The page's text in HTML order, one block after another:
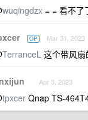
wuqingdzx = = 看不
OP Mar 31, 2023
TerranceL 这个带风
Apr 3, 2023
tpxcer Qnap TS-